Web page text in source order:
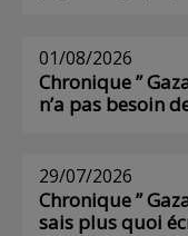
01/08/2026
Chronique ”
n’a pas besoin
29/07/2026
Chronique ”
sais plus quoi